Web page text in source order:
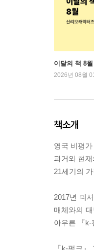
이달의 책 8
2026년 08월
책소개
영국 비평
과거와 현
21세기의
2017년 피
매체와의
아우른 『k-